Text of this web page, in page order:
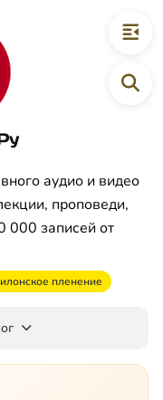
аудио и видео
проповеди,
000 записей от
пленение